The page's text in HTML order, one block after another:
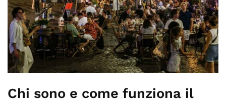
Chi sono e come funziona il